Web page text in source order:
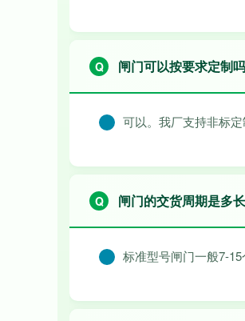
闸门可以按要求定制
可以。我厂支持非标
闸门的交货周期是多
标准型号闸门一般7-